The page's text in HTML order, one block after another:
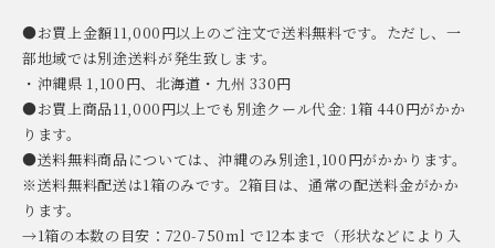
●お買上金額11,000円以上のご注文で送料無料です。ただし、一
部地域では別途送料が発生致します。
・沖縄県 1,100円、北海道・九州 330円
●お買上商品11,000円以上でも別途クール代金: 1箱 440円がかか
ります。
●送料無料商品については、沖縄のみ別途1,100円がかかります。
※送料無料配送は1箱のみです。2箱目は、通常の配送料金がかか
ります。
→1箱の本数の目安：720-750ml で12本まで（形状などにより入